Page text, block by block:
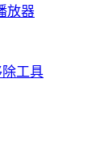
放器
工具